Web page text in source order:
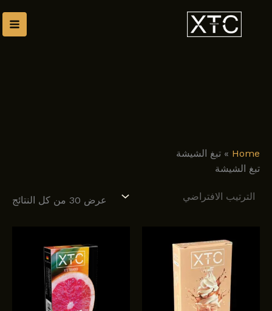
Home
»تبغ الشيشة
تبغ الشيشة
عرض ⁦30⁩ من كل النتائج